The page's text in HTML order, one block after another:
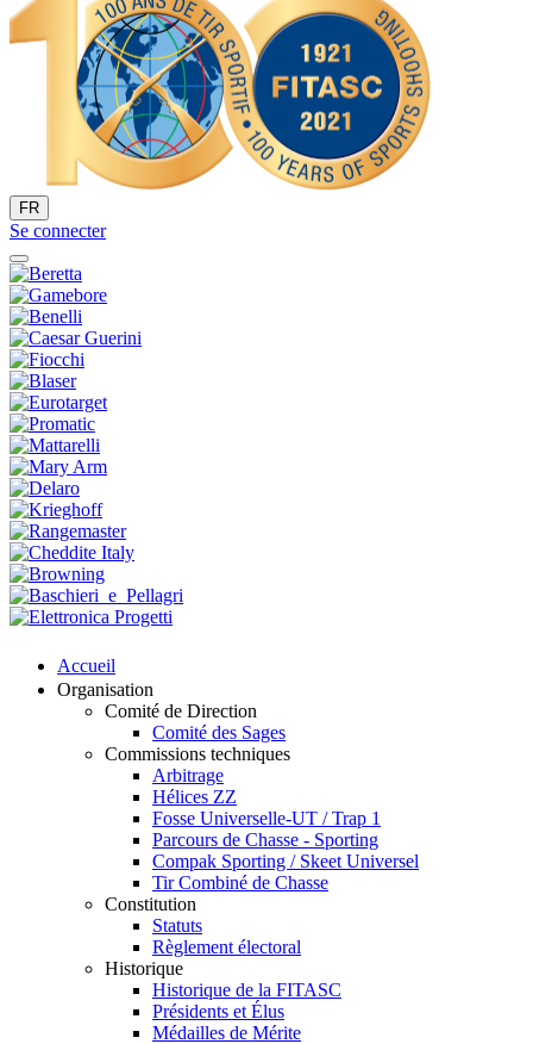
FR
Se connecter
Accueil
Organisation
Comité de Direction
Comité des Sages
Commissions techniques
Arbitrage
Hélices ZZ
Fosse Universelle-UT / Trap 1
Parcours de Chasse - Sporting
Compak Sporting / Skeet Universel
Tir Combiné de Chasse
Constitution
Statuts
Règlement électoral
Historique
Historique de la FITASC
Présidents et Élus
Médailles de Mérite